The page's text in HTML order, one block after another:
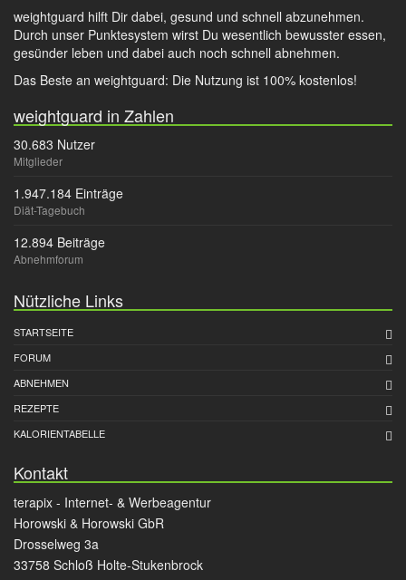
weightguard hilft Dir dabei, gesund und schnell abzunehmen.
Durch unser Punktesystem wirst Du wesentlich bewusster essen,
gesünder leben und dabei auch noch schnell abnehmen.
Das Beste an weightguard: Die Nutzung ist 100% kostenlos!
weightguard in Zahlen
30.683 Nutzer
Mitglieder
1.947.184 Einträge
Diät-Tagebuch
12.894 Beiträge
Abnehmforum
Nützliche Links
STARTSEITE
FORUM
ABNEHMEN
REZEPTE
KALORIENTABELLE
Kontakt
terapix - Internet- & Werbeagentur
Horowski & Horowski GbR
Drosselweg 3a
33758 Schloß Holte-Stukenbrock